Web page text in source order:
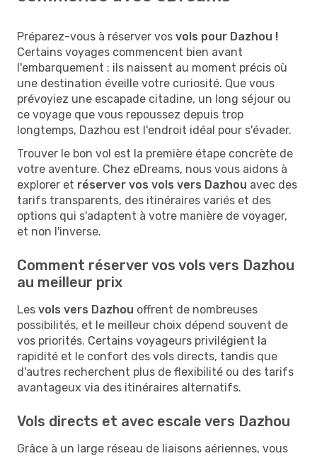
Préparez-vous à réserver vos vols pour Dazhou !
Certains voyages commencent bien avant
l'embarquement : ils naissent au moment précis où
une destination éveille votre curiosité. Que vous
prévoyiez une escapade citadine, un long séjour ou
ce voyage que vous repoussez depuis trop
longtemps, Dazhou est l'endroit idéal pour s'évader.
Trouver le bon vol est la première étape concrète de
votre aventure. Chez eDreams, nous vous aidons à
explorer et réserver vos vols vers Dazhou avec des
tarifs transparents, des itinéraires variés et des
options qui s'adaptent à votre manière de voyager,
et non l'inverse.
Comment réserver vos vols vers Dazhou
au meilleur prix
Les vols vers Dazhou offrent de nombreuses
possibilités, et le meilleur choix dépend souvent de
vos priorités. Certains voyageurs privilégient la
rapidité et le confort des vols directs, tandis que
d'autres recherchent plus de flexibilité ou des tarifs
avantageux via des itinéraires alternatifs.
Vols directs et avec escale vers Dazhou
Grâce à un large réseau de liaisons aériennes, vous